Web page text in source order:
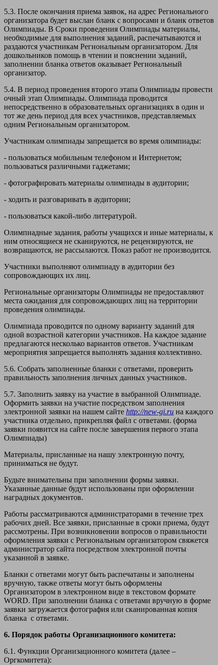
5.3. После окончания приема заявок, на адрес Регионального
организатора будет выслан бланк с вопросами и бланк ответов
Олимпиады. В Сроки проведения Олимпиады материалы,
необходимые для выполнения заданий, распечатываются и
раздаются участникам Региональным организатором. Для
дошкольников помощь в чтении и пояснении заданий,
заполнении бланка ответов оказывает Региональный
организатор.
5.4. В период проведения второго этапа Олимпиады провести
очный этап Олимпиады. Олимпиада проводится
непосредственно в образовательных организациях в один и
тот же день период для всех участников, представляемых
одним Региональным организатором.
Участникам олимпиады запрещается во время олимпиады:
- пользоваться мобильным телефоном и Интернетом;
пользоваться различными гаджетами;
- фотографировать материалы олимпиады в аудитории;
- ходить и разговаривать в аудитории;
- пользоваться какой-либо литературой.
Олимпиадные задания, работы учащихся и иные материалы, к
ним относящиеся не сканируются, не рецензируются, не
возвращаются, не рассылаются. Показ работ не производится.
Участники выполняют олимпиаду в аудитории без
сопровождающих их лиц.
Региональные организаторы Олимпиады не предоставляют
места ожидания для сопровождающих лиц на территории
проведения олимпиады.
Олимпиада проводится по одному варианту заданий для
одной возрастной категории участников. На каждое задание
предлагаются несколько вариантов ответов. Участникам
мероприятия запрещается выполнять задания коллективно.
5.6. Собрать заполненные бланки с ответами, проверить
правильность заполнения личных данных участников.
5.7. Заполнить заявку на участие в выбранной Олимпиаде.
Оформить заявки на участие посредством заполнения
электронной заявки на нашем сайте http://new-gi.ru на каждого
участника отдельно, прикрепляя файл с ответами. (форма
заявки появится на сайте после завершения первого этапа
Олимпиады)
Материалы, присланные на нашу электронную почту,
приниматься не будут.
Будьте внимательны при заполнении формы заявки.
Указанные данные будут использованы при оформлении
наградных документов.
Работы рассматриваются администраторами в течение трех
рабочих дней. Все заявки, присланные в сроки приема, будут
рассмотрены. При возникновении вопросов о правильности
оформления заявки с Региональным организатором свяжется
администратор сайта посредством электронной почты
указанной в заявке.
Бланки с ответами могут быть распечатаны и заполнены
вручную, также ответы могут быть оформлены
Организатором в электронном виде в текстовом формате
WORD. При заполнении бланка с ответами вручную в форме
заявки загружается фотография или сканированная копия
бланка с ответами.
6. Порядок работы Организационного комитета:
6.1. Функции Организационного комитета (далее –
Оргкомитета):